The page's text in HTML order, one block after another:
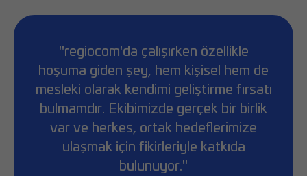
"regiocom'da çalışırken özellikle
hoşuma giden şey, hem kişisel hem de
mesleki olarak kendimi geliştirme fırsatı
bulmamdır. Ekibimizde gerçek bir birlik
var ve herkes, ortak hedeflerimize
ulaşmak için fikirleriyle katkıda
bulunuyor."